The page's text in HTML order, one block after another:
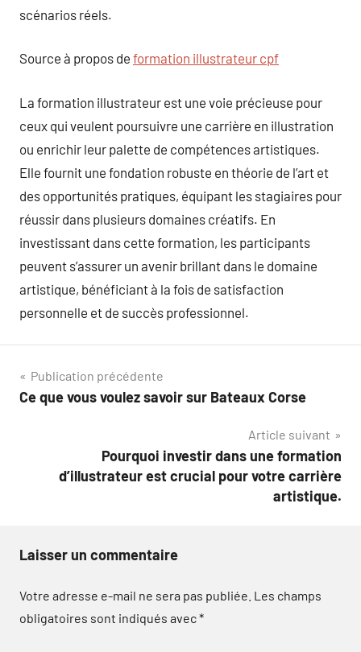
scénarios réels.
Source à propos de formation illustrateur cpf
La formation illustrateur est une voie précieuse pour
ceux qui veulent poursuivre une carrière en illustration
ou enrichir leur palette de compétences artistiques.
Elle fournit une fondation robuste en théorie de l’art et
des opportunités pratiques, équipant les stagiaires pour
réussir dans plusieurs domaines créatifs. En
investissant dans cette formation, les participants
peuvent s’assurer un avenir brillant dans le domaine
artistique, bénéficiant à la fois de satisfaction
personnelle et de succès professionnel.
Navigation
de
Publication précédente
Ce que vous voulez savoir sur Bateaux Corse
Article suivant
Pourquoi investir dans une formation
d’illustrateur est crucial pour votre carrière
artistique.
Laisser un commentaire
Votre adresse e-mail ne sera pas publiée. Les champs
obligatoires sont indiqués avec*